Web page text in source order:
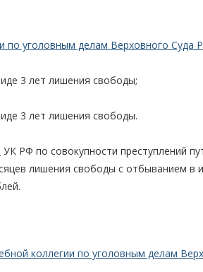
по уголовным делам Верховного Суда
3 лет лишения свободы;
3 лет лишения свободы.
УК РФ по совокупности преступлений
лишения свободы с отбыванием в
коллегии по уголовным делам